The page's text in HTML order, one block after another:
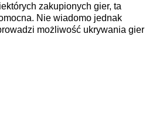
zakupionych gier, ta
Nie wiadomo jednak
możliwość ukrywania gier